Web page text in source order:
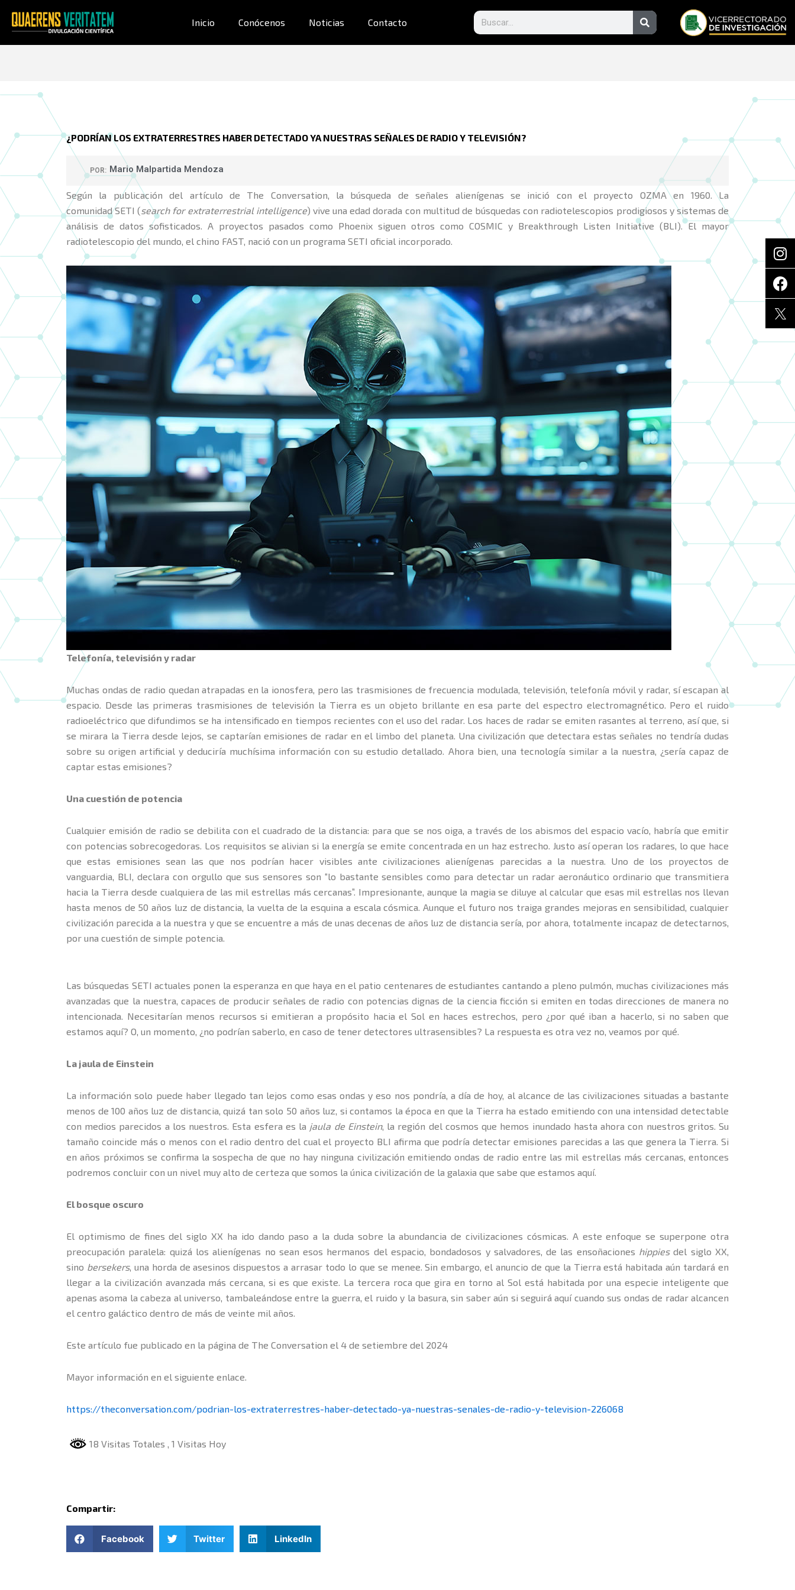
Inicio Conócenos Noticias Contacto Search Search
¿PODRÍAN LOS EXTRATERRESTRES HABER DETECTADO YA NUESTRAS SEÑALES DE RADIO Y TELEVISIÓN?
POR: Mario Malpartida Mendoza
Según la publicación del artículo de The Conversation, la búsqueda de señales alienígenas se inició con el proyecto OZMA en 1960. La
comunidad SETI (search for extraterrestrial intelligence) vive una edad dorada con multitud de búsquedas con radiotelescopios prodigiosos y sistemas de
análisis de datos sofisticados. A proyectos pasados como Phoenix siguen otros como COSMIC y Breakthrough Listen Initiative (BLI). El mayor
radiotelescopio del mundo, el chino FAST, nació con un programa SETI oficial incorporado.
Telefonía, televisión y radar
Muchas ondas de radio quedan atrapadas en la ionosfera, pero las trasmisiones de frecuencia modulada, televisión, telefonía móvil y radar, sí escapan al
espacio. Desde las primeras trasmisiones de televisión la Tierra es un objeto brillante en esa parte del espectro electromagnético. Pero el ruido
radioeléctrico que difundimos se ha intensificado en tiempos recientes con el uso del radar. Los haces de radar se emiten rasantes al terreno, así que, si
se mirara la Tierra desde lejos, se captarían emisiones de radar en el limbo del planeta. Una civilización que detectara estas señales no tendría dudas
sobre su origen artificial y deduciría muchísima información con su estudio detallado. Ahora bien, una tecnología similar a la nuestra, ¿sería capaz de
captar estas emisiones?
Una cuestión de potencia
Cualquier emisión de radio se debilita con el cuadrado de la distancia: para que se nos oiga, a través de los abismos del espacio vacío, habría que emitir
con potencias sobrecogedoras. Los requisitos se alivian si la energía se emite concentrada en un haz estrecho. Justo así operan los radares, lo que hace
que estas emisiones sean las que nos podrían hacer visibles ante civilizaciones alienígenas parecidas a la nuestra. Uno de los proyectos de
vanguardia, BLI, declara con orgullo que sus sensores son “lo bastante sensibles como para detectar un radar aeronáutico ordinario que transmitiera
hacia la Tierra desde cualquiera de las mil estrellas más cercanas”. Impresionante, aunque la magia se diluye al calcular que esas mil estrellas nos llevan
hasta menos de 50 años luz de distancia, la vuelta de la esquina a escala cósmica. Aunque el futuro nos traiga grandes mejoras en sensibilidad, cualquier
civilización parecida a la nuestra y que se encuentre a más de unas decenas de años luz de distancia sería, por ahora, totalmente incapaz de detectarnos,
por una cuestión de simple potencia.
Las búsquedas SETI actuales ponen la esperanza en que haya en el patio centenares de estudiantes cantando a pleno pulmón, muchas civilizaciones más
avanzadas que la nuestra, capaces de producir señales de radio con potencias dignas de la ciencia ficción si emiten en todas direcciones de manera no
intencionada. Necesitarían menos recursos si emitieran a propósito hacia el Sol en haces estrechos, pero ¿por qué iban a hacerlo, si no saben que
estamos aquí? O, un momento, ¿no podrían saberlo, en caso de tener detectores ultrasensibles? La respuesta es otra vez no, veamos por qué.
La jaula de Einstein
La información solo puede haber llegado tan lejos como esas ondas y eso nos pondría, a día de hoy, al alcance de las civilizaciones situadas a bastante
menos de 100 años luz de distancia, quizá tan solo 50 años luz, si contamos la época en que la Tierra ha estado emitiendo con una intensidad detectable
con medios parecidos a los nuestros. Esta esfera es la jaula de Einstein, la región del cosmos que hemos inundado hasta ahora con nuestros gritos. Su
tamaño coincide más o menos con el radio dentro del cual el proyecto BLI afirma que podría detectar emisiones parecidas a las que genera la Tierra. Si
en años próximos se confirma la sospecha de que no hay ninguna civilización emitiendo ondas de radio entre las mil estrellas más cercanas, entonces
podremos concluir con un nivel muy alto de certeza que somos la única civilización de la galaxia que sabe que estamos aquí.
El bosque oscuro
El optimismo de fines del siglo XX ha ido dando paso a la duda sobre la abundancia de civilizaciones cósmicas. A este enfoque se superpone otra
preocupación paralela: quizá los alienígenas no sean esos hermanos del espacio, bondadosos y salvadores, de las ensoñaciones hippiesdel siglo XX,
sino bersekers, una horda de asesinos dispuestos a arrasar todo lo que se menee. Sin embargo, el anuncio de que la Tierra está habitada aún tardará en
llegar a la civilización avanzada más cercana, si es que existe. La tercera roca que gira en torno al Sol está habitada por una especie inteligente que
apenas asoma la cabeza al universo, tambaleándose entre la guerra, el ruido y la basura, sin saber aún si seguirá aquí cuando sus ondas de radar alcancen
el centro galáctico dentro de más de veinte mil años.
Este artículo fue publicado en la página de The Conversation el 4 de setiembre del 2024
Mayor información en el siguiente enlace.
https://theconversation.com/podrian-los-extraterrestres-haber-detectado-ya-nuestras-senales-de-radio-y-television-226068
18 Visitas Totales , 1 Visitas Hoy
Compartir:
Facebook Twitter LinkedIn